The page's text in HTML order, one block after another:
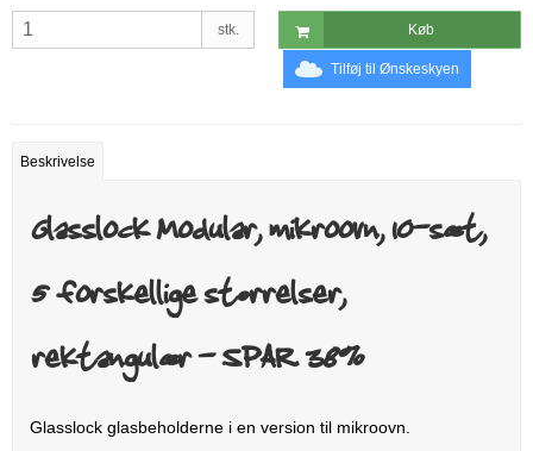
stk. Køb
Tilføj til Ønskeskyen
Beskrivelse
Glasslock Modular, mikroovn, 10-sæt,
5 forskellige størrelser,
rektangulær - SPAR 38%
Glasslock glasbeholderne i en version til mikroovn.